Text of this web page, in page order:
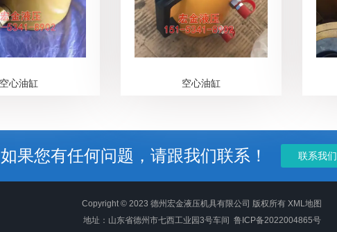
空心油缸 空心油缸
如果您有任何问题，请跟我们联系！ 联系我们
Copyright © 2023 德州宏金液压机具有限公司 版权所有 XML地图
地址：山东省德州市七西工业园3号车间 鲁ICP备2022004865号